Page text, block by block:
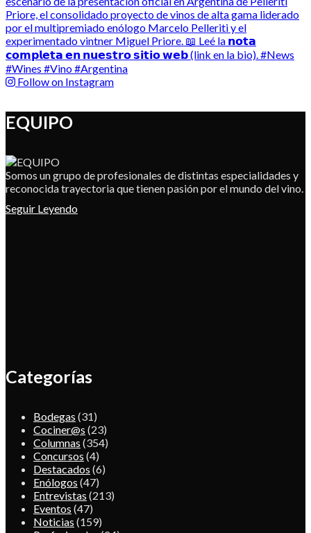
Follow on Instagram
EQUIPO
Somos un grupo de profesionales de distintas especialidades y
reconocida trayectoria que tienen pasión por el mundo del vino.
Seguir Leyendo
Categorías
Bodegas (31)
Cociner@s (23)
Columnas (354)
Concursos (4)
Destacados (6)
Enólogos (47)
Entrevistas (213)
Eventos (47)
Noticias (159)